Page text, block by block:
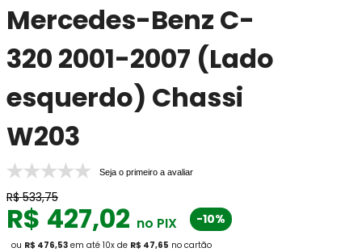
Mercedes-Benz C-
320 2001-2007 (Lado
esquerdo) Chassi
W203
Seja o primeiro a avaliar
R$ 533,75
R$ 427,02 no PIX -10%
ou R$ 476,53 em até 10x de R$ 47,65 no cartão